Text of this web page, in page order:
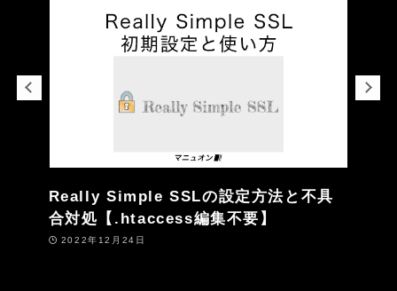
Really Simple SSLの設定方法と不具
合対処【.htaccess編集不要】
2022年12月24日